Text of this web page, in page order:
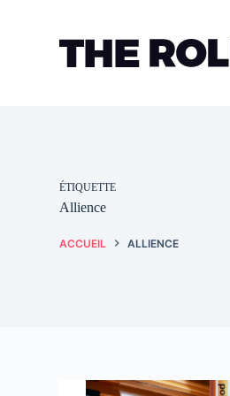
ÉTIQUETTE
Allience
ACCUEIL ALLIENCE